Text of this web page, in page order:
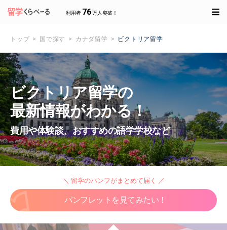
利用者 76万人突破！
トップ 国で探す カナダ留学 ビクトリア留学
ビクトリア留学の
最新情報がわかる！
費用や体験談、おすすめの語学学校など
＼ 留学のパンフがまとめて届く ／
パンフレットを見てみたい！